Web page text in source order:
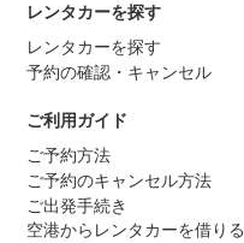
レンタカーを探す
レンタカーを探す
予約の確認・キャンセル
ご利用ガイド
ご予約方法
ご予約のキャンセル方法
ご出発手続き
空港からレンタカーを借りる